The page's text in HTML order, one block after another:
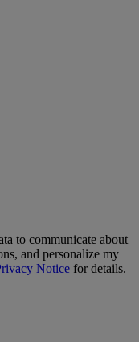
to communicate about
and personalize my
Notice for details.